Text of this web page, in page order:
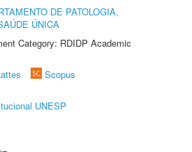
DE PATOLOGIA,
ÚNICA
Category: RDIDP Academic
Scopus
UNESP